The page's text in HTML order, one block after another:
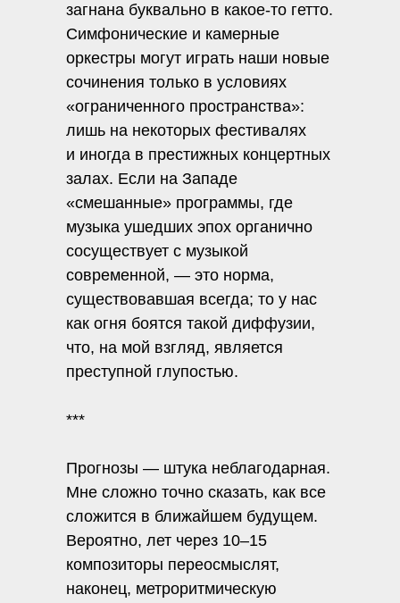
загнана буквально в какое-то гетто.
Симфонические и камерные
оркестры могут играть наши новые
сочинения только в условиях
«ограниченного пространства»:
лишь на некоторых фестивалях
и иногда в престижных концертных
залах. Если на Западе
«смешанные» программы, где
музыка ушедших эпох органично
сосуществует с музыкой
современной, — это норма,
существовавшая всегда; то у нас
как огня боятся такой диффузии,
что, на мой взгляд, является
преступной глупостью.
***
Прогнозы — штука неблагодарная.
Мне сложно точно сказать, как все
сложится в ближайшем будущем.
Вероятно, лет через 10–15
композиторы переосмыслят,
наконец, метроритмическую